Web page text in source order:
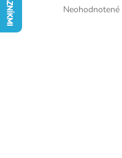
Priemerné
Neohodnotené